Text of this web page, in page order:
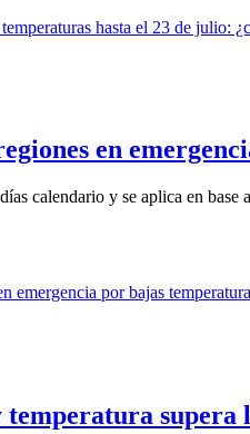
en
calendario y se aplica en base
supera